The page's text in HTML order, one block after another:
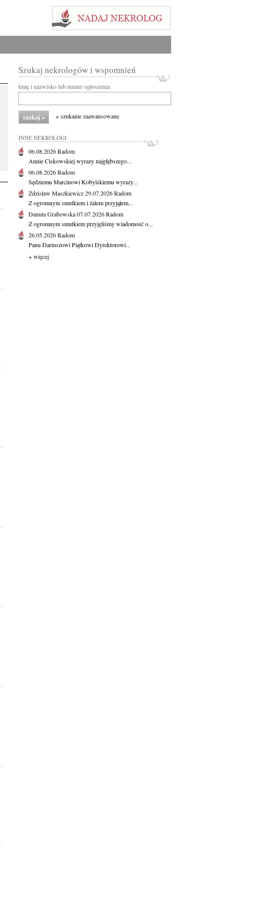
Szukaj nekrologów i wspomnień
Imię i nazwisko lub numer ogłoszenia:
+ szukanie zaawansowane
INNE NEKROLOGI
06.08.2026Radom
Annie Ciskowskiej wyrazy najgłębszego...
06.08.2026Radom
Sędziemu Marcinowi Kobylskiemu wyrazy...
Zdzisław Maszkiewicz29.07.2026Radom
Z ogromnym smutkiem i żalem przyjąłem...
Danuta Grabowska07.07.2026Radom
Z ogromnym smutkiem przyjęliśmy wiadomość o...
26.05.2026Radom
Panu Dariuszowi Piątkowi Dyrektorowi...
+ więcej